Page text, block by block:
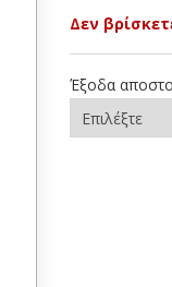
Δεν
Έξοδα